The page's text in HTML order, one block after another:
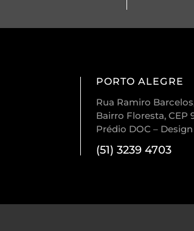
PORTO ALEGRE
Rua Ramiro
Bairro Floresta, CEP
Prédio DOC –
(51) 3239 4703